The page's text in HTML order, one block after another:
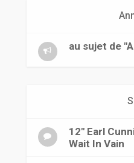
au sujet de
12" Earl
Wait In Vain